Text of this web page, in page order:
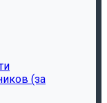
(за